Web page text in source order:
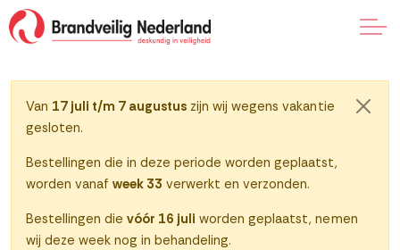
Naar klantenportaal
0
Van 17 juli t/m 7 augustus zijn wij wegens vakantie
gesloten.
Bestellingen die in deze periode worden geplaatst,
worden vanafweek 33 verwerkt en verzonden.
Bestellingen dievóór 16 juli worden geplaatst, nemen
wij deze week nog in behandeling.